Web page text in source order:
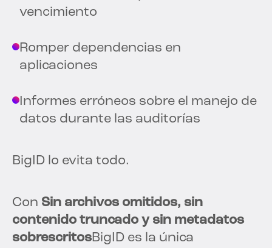
vencimiento
Romper dependencias en
aplicaciones
Informes erróneos sobre el manejo de
datos durante las auditorías
BigID lo evita todo.
Con Sin archivos omitidos, sin
contenido truncado y sin metadatos
sobrescritosBigID es la única